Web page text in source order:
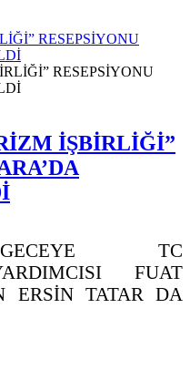
RESEPSİYONU
İŞBİRLİĞİ”
TC
FUAT
ERSİN TATAR DA